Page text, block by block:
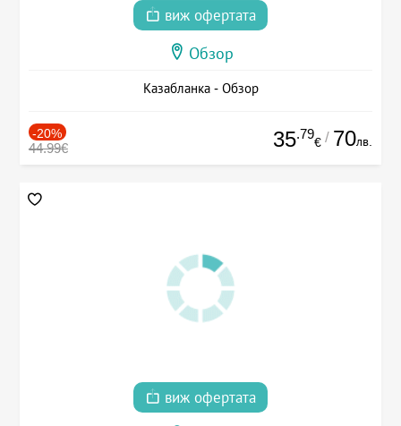
виж офертата
Обзор
Казабланка - Обзор
-20%
44.99€ 35.79
€ / 70лв.
виж офертата